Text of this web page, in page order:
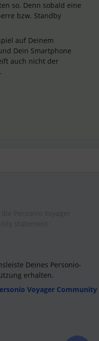
so. Denn sobald eine
bzw. Standby
auf Deinem
Dein Smartphone
auch nicht der
Deines Personio-
erhalten.
Voyager Community